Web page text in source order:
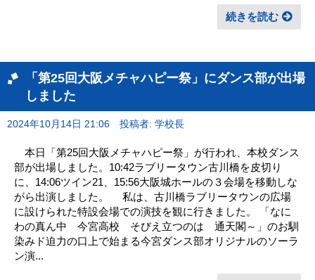
続きを読む
「第25回大阪メチャハピー祭」にダンス部が出場
しました
2024年10月14日 21:06 投稿者: 学校長
本日「第25回大阪メチャハピー祭」が行われ、本校ダンス
部が出場しました。10:42ラブリータウン古川橋を皮切り
に、14:06ツイン21、15:56大阪城ホールの３会場を移動しな
がら出演しました。 私は、古川橋ラブリータウンの広場
に設けられた特設会場での演技を観に行きました。 「なに
わの真ん中 今宮高校 そびえ立つのは 通天閣～」のお馴
染みド迫力の口上で始まる今宮ダンス部オリジナルのソーラ
ン演...